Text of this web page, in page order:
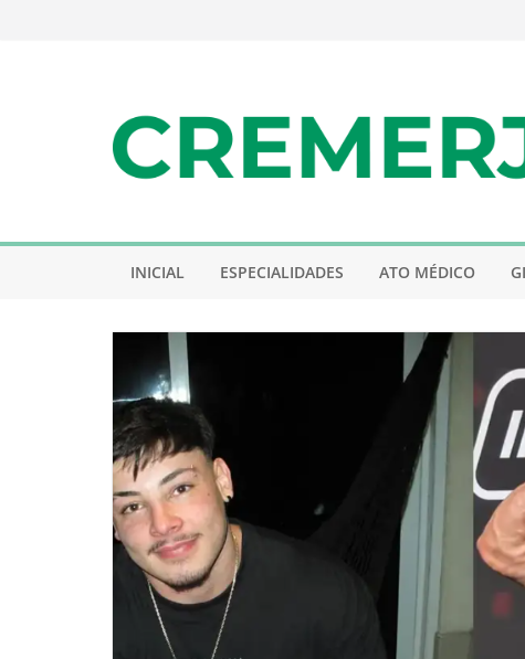
INICIAL ESPECIALIDADES ATO MÉDICO